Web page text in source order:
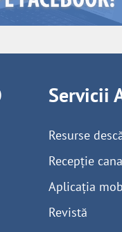
Servicii
Resurse
Recepție
Aplicația
Revistă